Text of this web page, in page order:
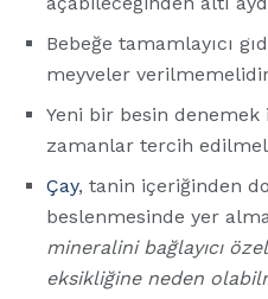
Bebeğe tamamlayıcı
meyveler
Yeni bir besin
zamanlar tercih
Çay, tanin içeriğinden
beslenmesinde yer
mineralini bağlayıcı
eksikliğine neden